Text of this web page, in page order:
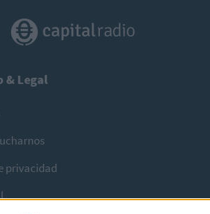
& Legal
privacidad